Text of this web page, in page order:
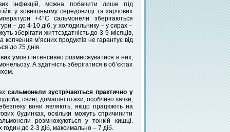
інфекцій, можна побачити лише під
у зовнішньому середовищі та харчових
+4°С сальмонели зберігаються
– до 4-10 діб, у холодильнику – у сирах –
зберігати життєздатність до 3-9 місяців,
м’ясних продуктів не гарантує від
до 75 днів.
умов і інтенсивно розмножуватися в них,
А здатність зберігатися в об’єктах
сальмонели зустрічаються практично у
свині, домашні птахи, особливо качки,
вони являють, якщо працюють на
будинках, оскільки можуть спричинити
розмножуються у тонкій кишці.
годин до 2-3 діб, максимально – 7 діб.